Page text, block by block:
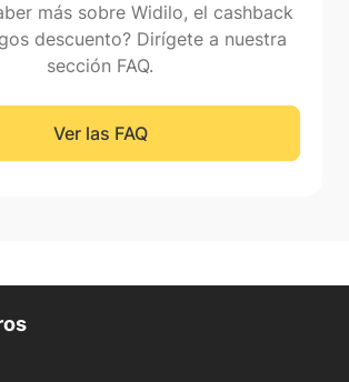
más sobre Widilo, el cashback
descuento? Dirígete a nuestra
sección FAQ.
Ver las FAQ